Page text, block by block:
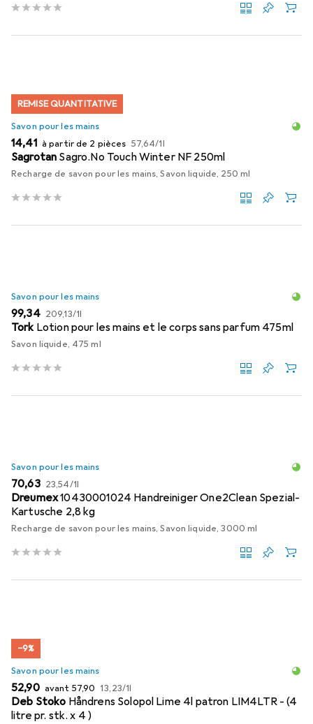
REMISE QUANTITATIVE
Savon pour les mains
EUR
14,41 à partir de 2 pièces EUR
57,64/1l
Sagrotan Sagro.No Touch Winter NF 250ml
Recharge de savon pour les mains, Savon liquide, 250 ml
Savon pour les mains
EUR
99,34 EUR
209,13/1l
Tork Lotion pour les mains et le corps sans parfum 475ml
Savon liquide, 475 ml
Savon pour les mains
EUR
70,63 EUR
23,54/1l
Dreumex10430001024 Handreiniger One2Clean Spezial-
Kartusche 2,8 kg
Recharge de savon pour les mains, Savon liquide, 3000 ml
−9%
Savon pour les mains
EUR
52,90 avant EUR
57,90 EUR
13,23/1l
Deb Stoko Håndrens Solopol Lime 4l patron LIM4LTR - (4
litre pr. stk. x 4 )